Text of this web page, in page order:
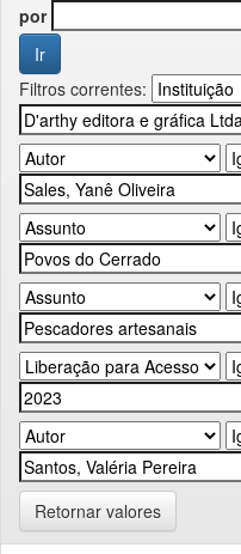
por
Filtros correntes:
Retornar valores